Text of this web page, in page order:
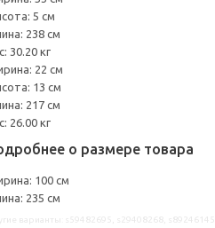
5 см
238 см
30.20 кг
22 см
13 см
217 см
26.00 кг
о размере товара
100 см
235 см